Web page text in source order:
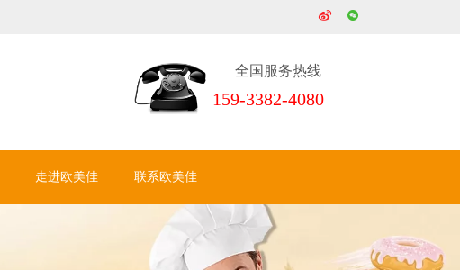
全国服务热线
159-3382-4080
走进欧美佳 联系欧美佳